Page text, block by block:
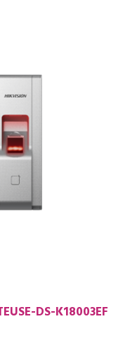
DS-K18003EF